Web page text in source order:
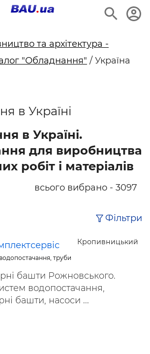
та архітектура -
"Обладнання" / Україна
в Україні
в Україні.
для виробництва
робіт і матеріалів
всього вибрано - 3097
Фільтри
Кропивницький
труби
башти Рожновського.
водопостачання,
башти, насоси ...